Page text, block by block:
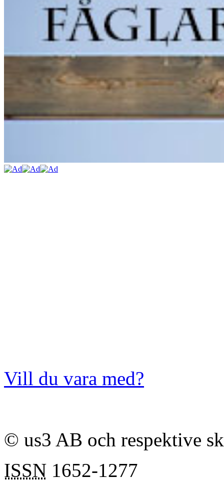
Vill du vara med?
© us3 AB och respektive
ISSN 1652-1277